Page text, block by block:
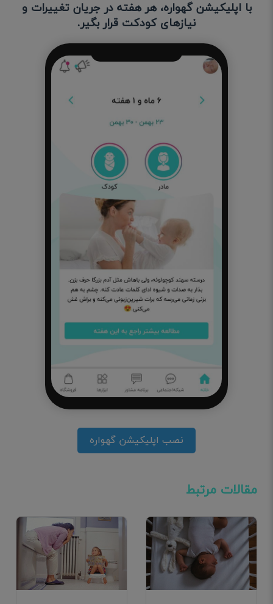
با اپلیکیشن گهواره، هر هفته در جریان تغییرات و
نیازهای کودکت قرار بگیر.
نصب اپلیکیشن گهواره
مقالات مرتبط